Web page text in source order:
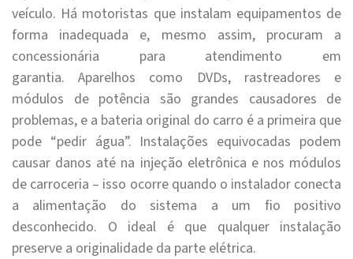
veículo. Há motoristas que instalam equipamentos de
forma inadequada e, mesmo assim, procuram a
concessionária para atendimento em
garantia. Aparelhos como DVDs, rastreadores e
módulos de potência são grandes causadores de
problemas, e a bateria original do carro é a primeira que
pode “pedir água”. Instalações equivocadas podem
causar danos até na injeção eletrônica e nos módulos
de carroceria – isso ocorre quando o instalador conecta
a alimentação do sistema a um fio positivo
desconhecido. O ideal é que qualquer instalação
preserve a originalidade da parte elétrica.